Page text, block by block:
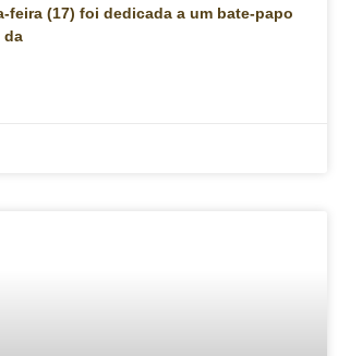
feira (17) foi dedicada a um bate-papo
da